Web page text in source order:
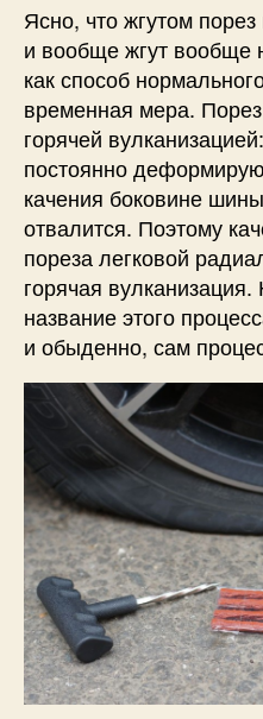
Ясно, что жгутом
и вообще жгут вообще
как способ
временная мера.
горячей
постоянно
качения боковине
отвалится. Поэтому
пореза легковой
горячая
название этого
и обыденно, сам